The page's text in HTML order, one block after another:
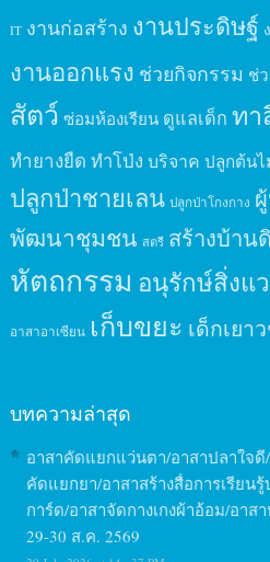
IT งานก่อสร้าง งานประดิษฐ์
งานออกแรง ช่วยกิจกรรม ช่
สัตว์ ซ่อมห้องเรียน ดูแลเด็ก ทา
ทำยางยืด ทำโป่ง บริจาค ปลูกต้นไ
ปลูกป่าชายเลน ปลูกป่าโกงกาง
พัฒนาชุมชน สตรี สร้างบ้าน
หัตถกรรม อนุรักษ์สิ่งแ
อาสาอาเซียน เก็บขยะ เด็กเยา
บทความล่าสุด
อาสาคัดแยกแว่นตา/อาสาปลาใจ
คัดแยกยา/อาสาสร้างสื่อการเรีย
การ์ด/อาสาจัดกางเกงผ้าอ้อม/อา
29-30 ส.ค. 2569